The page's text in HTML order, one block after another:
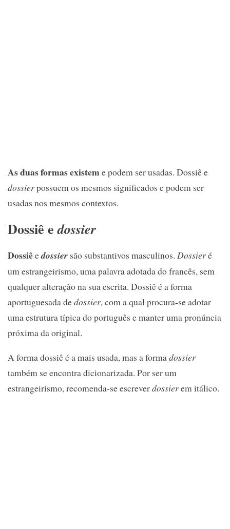
As duas formas existeme podem ser usadas. Dossiê e
dossierpossuem os mesmos significados e podem ser
usadas nos mesmos contextos.
Dossiê edossier
Dossiêedossier são substantivos masculinos. Dossieré
um estrangeirismo, uma palavra adotada do francês, sem
qualquer alteração na sua escrita. Dossiê é a forma
aportuguesada dedossier, com a qual procura-se adotar
uma estrutura típica do português e manter uma pronúncia
próxima da original.
A forma dossiê é a mais usada, mas a forma dossier
também se encontra dicionarizada. Por ser um
estrangeirismo, recomenda-se escreverdossierem itálico.